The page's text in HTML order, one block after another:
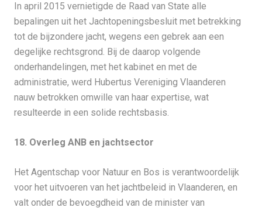
In april 2015 vernietigde de Raad van State alle
bepalingen uit het Jachtopeningsbesluit met betrekking
tot de bijzondere jacht, wegens een gebrek aan een
degelijke rechtsgrond. Bij de daarop volgende
onderhandelingen, met het kabinet en met de
administratie, werd Hubertus Vereniging Vlaanderen
nauw betrokken omwille van haar expertise, wat
resulteerde in een solide rechtsbasis.
18. Overleg ANB en jachtsector
Het Agentschap voor Natuur en Bos is verantwoordelijk
voor het uitvoeren van het jachtbeleid in Vlaanderen, en
valt onder de bevoegdheid van de minister van